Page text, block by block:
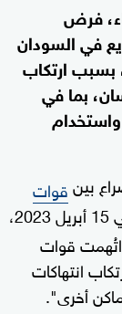
فرض
في السودان
بسبب ارتكاب
بما في
بينقوات
في 15 أبريل 2023،
قوات
انتهاكات
أخرى".